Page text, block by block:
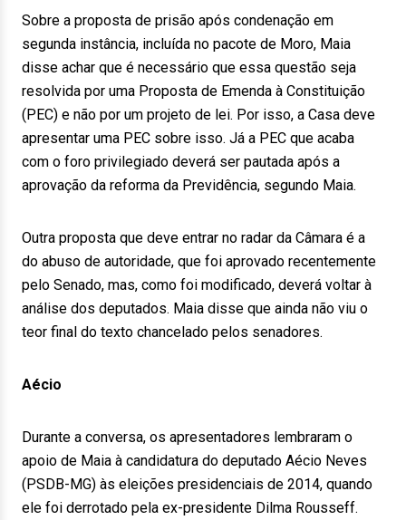
Sobre a proposta de prisão após condenação em
segunda instância, incluída no pacote de Moro, Maia
disse achar que é necessário que essa questão seja
resolvida por uma Proposta de Emenda à Constituição
(PEC) e não por um projeto de lei. Por isso, a Casa deve
apresentar uma PEC sobre isso. Já a PEC que acaba
com o foro privilegiado deverá ser pautada após a
aprovação da reforma da Previdência, segundo Maia.
Outra proposta que deve entrar no radar da Câmara é a
do abuso de autoridade, que foi aprovado recentemente
pelo Senado, mas, como foi modificado, deverá voltar à
análise dos deputados. Maia disse que ainda não viu o
teor final do texto chancelado pelos senadores.
Aécio
Durante a conversa, os apresentadores lembraram o
apoio de Maia à candidatura do deputado Aécio Neves
(PSDB-MG) às eleições presidenciais de 2014, quando
ele foi derrotado pela ex-presidente Dilma Rousseff.